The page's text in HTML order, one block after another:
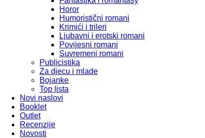
Horor
Humoristični romani
Krimići i trileri
Ljubavni i erotski romani
Povijesni romani
Suvremeni romani
Publicistika
Za djecu i mlade
Bojanke
Top lista
Novi naslovi
Booklet
Outlet
Recenzije
Novosti